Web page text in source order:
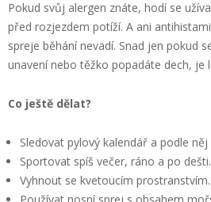
Pokud svůj alergen znáte, hodí se
před rozjezdem potíží. A ani
spreje běhání nevadí. Snad jen pokud
unavení nebo těžko popadáte dech, je
Co ještě dělat?
Sledovat pylový kalendář a podle
Sportovat spíš večer, ráno a po dešti.
Vyhnout se kvetoucím prostranstvím.